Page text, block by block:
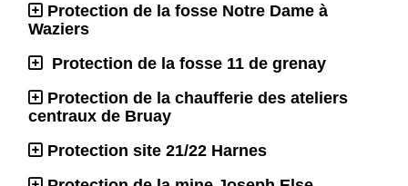
Protection de la fosse Notre Dame à
Waziers
Protection de la fosse 11 de grenay
Protection de la chaufferie des ateliers
centraux de Bruay
Protection site 21/22 Harnes